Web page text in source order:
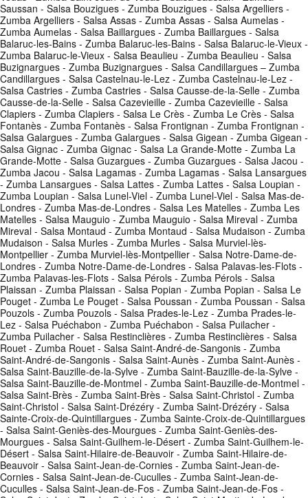
Saussan - Salsa Bouzigues - Zumba Bouzigues - Salsa Argelliers -
Zumba Argelliers - Salsa Assas - Zumba Assas - Salsa Aumelas -
Zumba Aumelas - Salsa Baillargues - Zumba Baillargues - Salsa
Balaruc-les-Bains - Zumba Balaruc-les-Bains - Salsa Balaruc-le-Vieux -
Zumba Balaruc-le-Vieux - Salsa Beaulieu - Zumba Beaulieu - Salsa
Buzignargues - Zumba Buzignargues - Salsa Candillargues – Zumba
Candillargues - Salsa Castelnau-le-Lez - Zumba Castelnau-le-Lez -
Salsa Castries - Zumba Castries - Salsa Causse-de-la-Selle - Zumba
Causse-de-la-Selle - Salsa Cazevieille - Zumba Cazevieille - Salsa
Clapiers - Zumba Clapiers - Salsa Le Crès - Zumba Le Crès - Salsa
Fontanès - Zumba Fontanès - Salsa Frontignan - Zumba Frontignan -
Salsa Galargues - Zumba Galargues - Salsa Gigean - Zumba Gigean -
Salsa Gignac - Zumba Gignac - Salsa La Grande-Motte - Zumba La
Grande-Motte - Salsa Guzargues - Zumba Guzargues - Salsa Jacou -
Zumba Jacou - Salsa Lagamas - Zumba Lagamas - Salsa Lansargues
- Zumba Lansargues - Salsa Lattes - Zumba Lattes - Salsa Loupian -
Zumba Loupian - Salsa Lunel-Viel - Zumba Lunel-Viel - Salsa Mas-de-
Londres - Zumba Mas-de-Londres - Salsa Les Matelles - Zumba Les
Matelles - Salsa Mauguio - Zumba Mauguio - Salsa Mireval - Zumba
Mireval - Salsa Montaud - Zumba Montaud - Salsa Mudaison - Zumba
Mudaison - Salsa Murles - Zumba Murles - Salsa Murviel-lès-
Montpellier - Zumba Murviel-lès-Montpellier - Salsa Notre-Dame-de-
Londres - Zumba Notre-Dame-de-Londres - Salsa Palavas-les-Flots -
Zumba Palavas-les-Flots - Salsa Pérols - Zumba Pérols - Salsa
Plaissan - Zumba Plaissan - Salsa Popian - Zumba Popian - Salsa Le
Pouget - Zumba Le Pouget - Salsa Poussan - Zumba Poussan - Salsa
Pouzols - Zumba Pouzols - Salsa Prades-le-Lez - Zumba Prades-le-
Lez - Salsa Puéchabon - Zumba Puéchabon - Salsa Puilacher -
Zumba Puilacher - Salsa Restinclières - Zumba Restinclières - Salsa
Rouet - Zumba Rouet - Salsa Saint-André-de-Sangonis - Zumba
Saint-André-de-Sangonis - Salsa Saint-Aunès - Zumba Saint-Aunès -
Salsa Saint-Bauzille-de-la-Sylve - Zumba Saint-Bauzille-de-la-Sylve -
Salsa Saint-Bauzille-de-Montmel - Zumba Saint-Bauzille-de-Montmel -
Salsa Saint-Brès - Zumba Saint-Brès - Salsa Saint-Christol - Zumba
Saint-Christol - Salsa Saint-Drézéry - Zumba Saint-Drézéry - Salsa
Sainte-Croix-de-Quintillargues - Zumba Sainte-Croix-de-Quintillargues
- Salsa Saint-Geniès-des-Mourgues - Zumba Saint-Geniès-des-
Mourgues - Salsa Saint-Guilhem-le-Désert - Zumba Saint-Guilhem-le-
Désert - Salsa Saint-Hilaire-de-Beauvoir - Zumba Saint-Hilaire-de-
Beauvoir - Salsa Saint-Jean-de-Cornies - Zumba Saint-Jean-de-
Cornies - Salsa Saint-Jean-de-Cuculles - Zumba Saint-Jean-de-
Cuculles - Salsa Saint-Jean-de-Fos - Zumba Saint-Jean-de-Fos -